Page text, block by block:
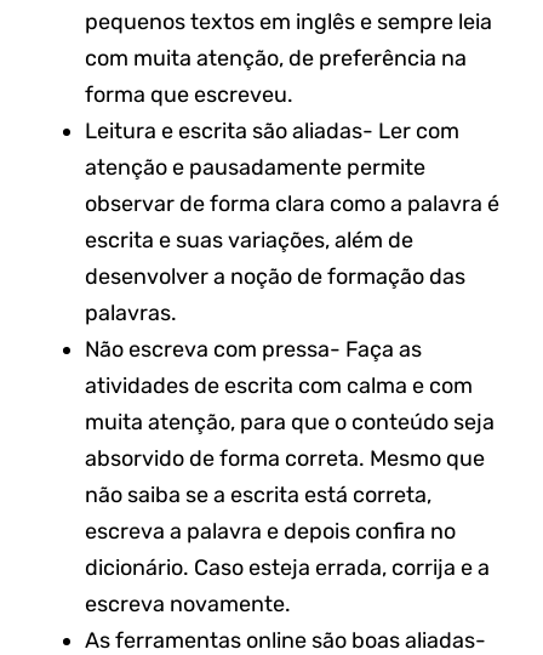
pequenos textos em inglês e sempre leia
com muita atenção, de preferência na
forma que escreveu.
Leitura e escrita são aliadas- Ler com
atenção e pausadamente permite
observar de forma clara como a palavra é
escrita e suas variações, além de
desenvolver a noção de formação das
palavras.
Não escreva com pressa- Faça as
atividades de escrita com calma e com
muita atenção, para que o conteúdo seja
absorvido de forma correta. Mesmo que
não saiba se a escrita está correta,
escreva a palavra e depois confira no
dicionário. Caso esteja errada, corrija e a
escreva novamente.
As ferramentas online são boas aliadas-